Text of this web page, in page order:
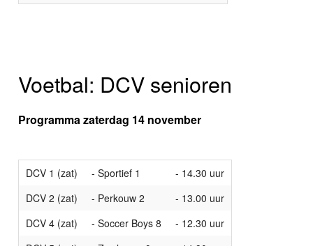
Voetbal: DCV senioren
Programma zaterdag 14 november
DCV 1 (zat) - Sportief 1
- 14.30 uur
DCV 2 (zat)
- Perkouw 2
- 13.00 uur
DCV 4 (zat)
- Soccer Boys 8
- 12.30 uur